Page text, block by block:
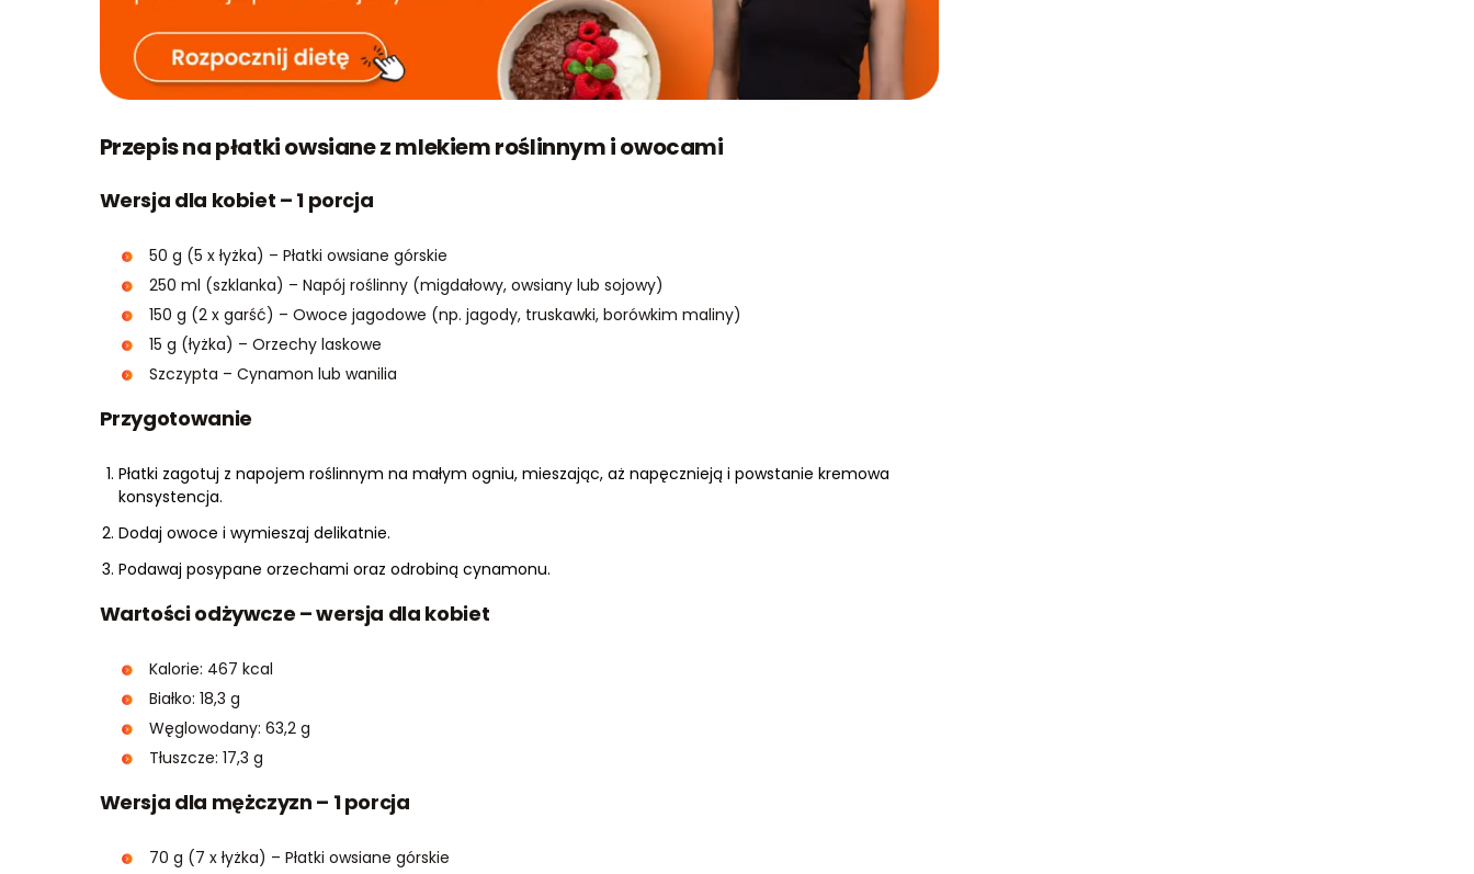
Przepis na płatki owsiane z mlekiem roślinnym i owocami
Wersja dla kobiet – 1 porcja
50 g (5 x łyżka) – Płatki owsiane górskie
250 ml (szklanka) – Napój roślinny (migdałowy, owsiany lub sojowy)
150 g (2 x garść) – Owoce jagodowe (np. jagody, truskawki, borówkim maliny)
15 g (łyżka) – Orzechy laskowe
Szczypta – Cynamon lub wanilia
Przygotowanie
Płatki zagotuj z napojem roślinnym na małym ogniu, mieszając, aż napęcznieją i powstanie kremowa
konsystencja.
Dodaj owoce i wymieszaj delikatnie.
Podawaj posypane orzechami oraz odrobiną cynamonu.
Wartości odżywcze – wersja dla kobiet
Kalorie: 467 kcal
Białko: 18,3 g
Węglowodany: 63,2 g
Tłuszcze: 17,3 g
Wersja dla mężczyzn – 1 porcja
70 g (7 x łyżka) – Płatki owsiane górskie